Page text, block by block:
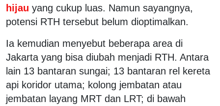
hijau yang cukup luas. Namun sayangnya,
potensi RTH tersebut belum dioptimalkan.
Ia kemudian menyebut beberapa area di
Jakarta yang bisa diubah menjadi RTH. Antara
lain 13 bantaran sungai; 13 bantaran rel kereta
api koridor utama; kolong jembatan atau
jembatan layang MRT dan LRT; di bawah